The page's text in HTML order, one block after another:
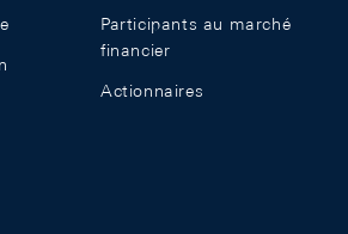
Participants au marché
financier
Actionnaires